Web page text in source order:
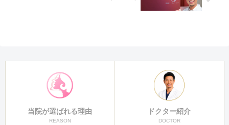
当院が選ばれる理由
REASON
ドクター紹介
DOCTOR